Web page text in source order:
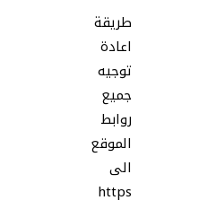
طريقة
اعادة
توجيه
جميع
روابط
الموقع
الى
https